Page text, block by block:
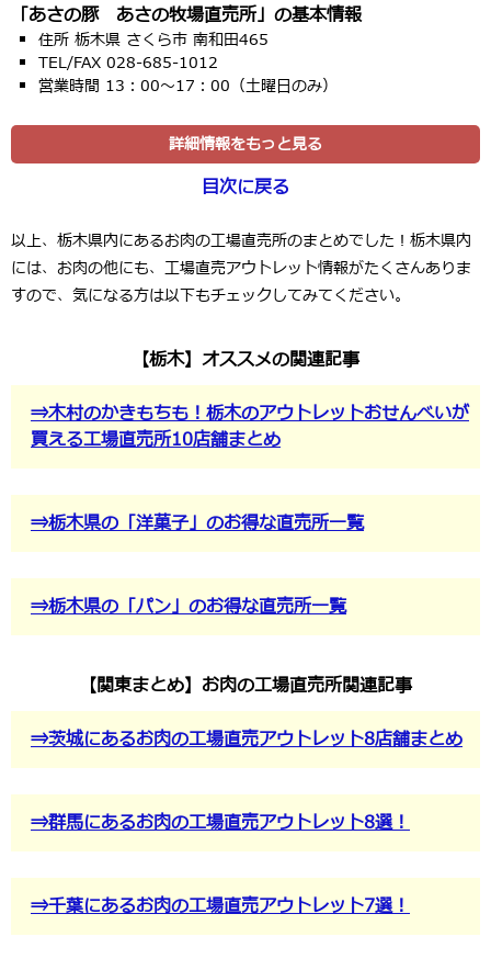
「あさの豚 あさの牧場直売所」の基本情報
住所 栃木県 さくら市 南和田465
TEL/FAX 028-685-1012
営業時間 13：00～17：00（土曜日のみ）
詳細情報をもっと見る
目次に戻る
以上、栃木県内にあるお肉の工場直売所のまとめでした！栃木県内
には、お肉の他にも、工場直売アウトレット情報がたくさんありま
すので、気になる方は以下もチェックしてみてください。
【栃木】オススメの関連記事
⇒木村のかきもちも！栃木のアウトレットおせんべいが
買える工場直売所10店舗まとめ
⇒栃木県の「洋菓子」のお得な直売所一覧
⇒栃木県の「パン」のお得な直売所一覧
【関東まとめ】お肉の工場直売所関連記事
⇒茨城にあるお肉の工場直売アウトレット8店舗まとめ
⇒群馬にあるお肉の工場直売アウトレット8選！
⇒千葉にあるお肉の工場直売アウトレット7選！